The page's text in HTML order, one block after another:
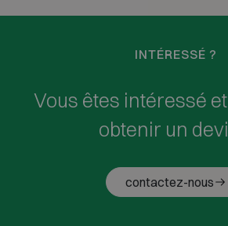
INTÉRESSÉ ?
Vous êtes intéressé
obtenir un
contactez-nous